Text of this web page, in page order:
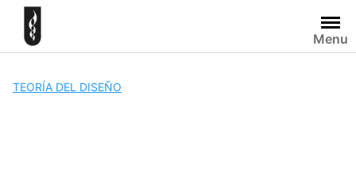
Skip
content
Menu
TEORÍA DEL DISEÑO